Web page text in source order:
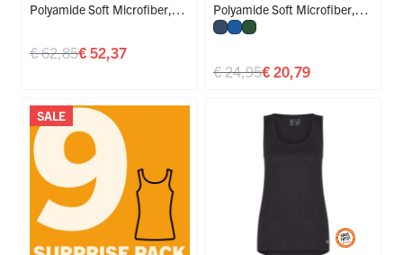
Polyamide Soft Microfiber,
€ 52,37
€ 62,85
Polyamide Soft Microfiber,
Slim Fit
Donkerblauw
BlauwDonkergroen
€ 20,79
€ 24,95
SALE